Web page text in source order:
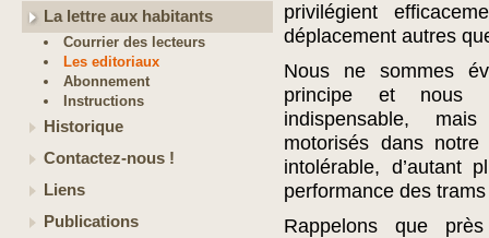
La lettre aux habitants
Courrier des lecteurs
Les editoriaux
Abonnement
Instructions
Historique
Contactez-nous !
Liens
Publications
privilégient
déplacement autres
Nous ne sommes
principe et nous
indispensable,
motorisés dans
intolérable, d’autant
performance des
Rappelons que